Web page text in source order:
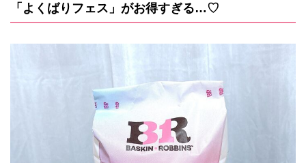
「よくばりフェス」がお得すぎる…♡